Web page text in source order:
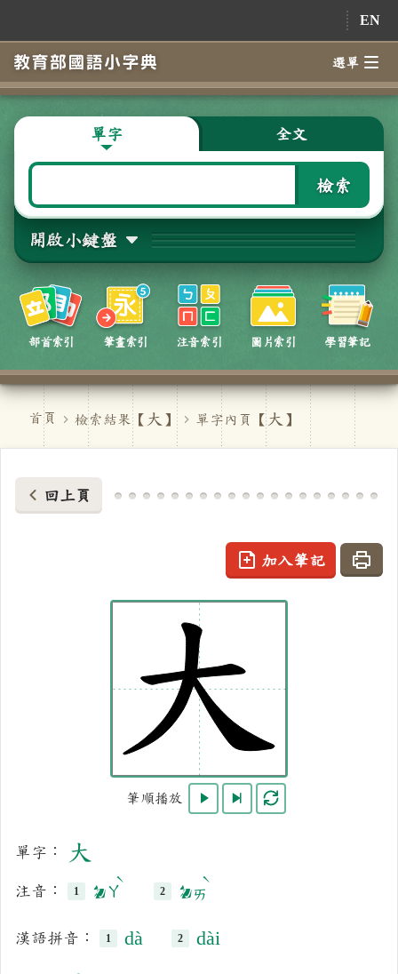
EN
選單
單字 全文
檢索
開啟小鍵盤
部首索引 筆畫索引 注音索引 圖片索引 學習筆記
首頁 檢索結果【 大 】 單字內頁【大 】
回上頁
加入筆記
列印
筆順播放 開始播放逐筆播放重複播放
單字： 大
注音： ㄉㄚˋ ㄉㄞˋ
漢語拼音： dà dài